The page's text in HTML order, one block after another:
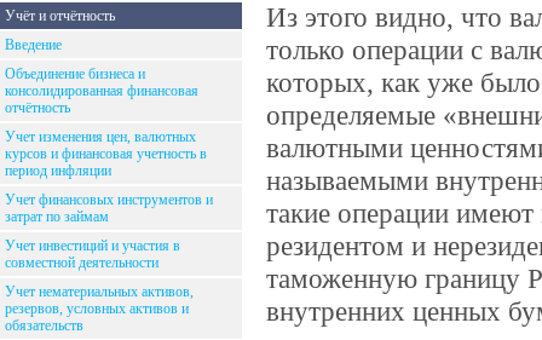
Учёт и отчётность
Введение
Объединение бизнеса и
консолидированная финансовая
отчётность
Учет изменения цен, валютных
курсов и финансовая учетность в
период инфляции
Учет финансовых инструментов и
затрат по займам
Учет инвестиций и участия в
совместной деятельности
Учет нематериальных активов,
резервов, условных активов и
обязательств
Из этого видно, что
только операции с
которых, как уже было
определяемые
валютными
называемыми
такие операции
резидентом и
таможенную границу
внутренних ценных